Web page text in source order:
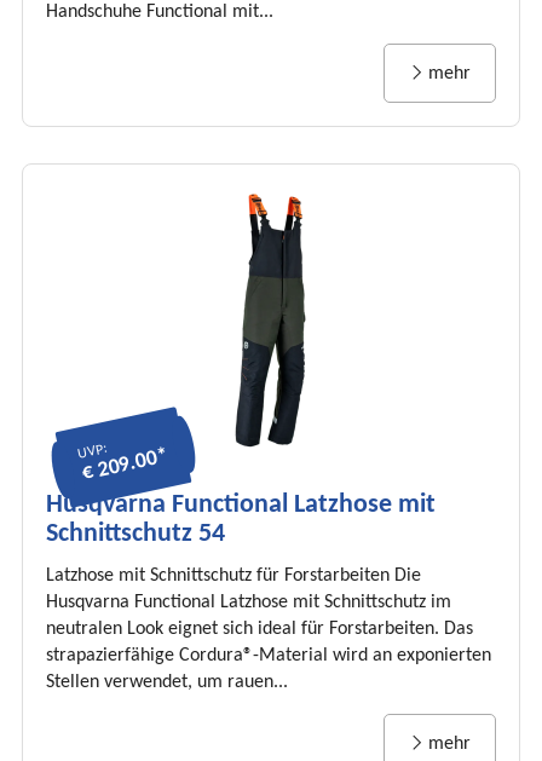
Handschuhe Functional mit...
mehr
UVP:
€ 209.00*
Husqvarna Functional Latzhose mit
Schnittschutz 54
Latzhose mit Schnittschutz für Forstarbeiten Die
Husqvarna Functional Latzhose mit Schnittschutz im
neutralen Look eignet sich ideal für Forstarbeiten. Das
strapazierfähige Cordura®-Material wird an exponierten
Stellen verwendet, um rauen...
mehr